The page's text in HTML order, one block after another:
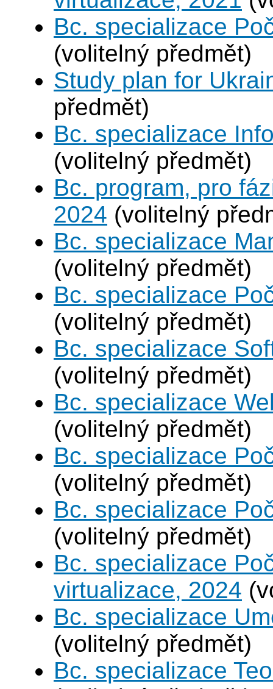
Bc. specializace
(volitelný předmět)
Study plan for
předmět)
Bc. specializace
(volitelný předmět)
Bc. program, pro
2024 (volitelný
Bc. specializace
(volitelný předmět)
Bc. specializace
(volitelný předmět)
Bc. specializace
(volitelný předmět)
Bc. specializace
(volitelný předmět)
Bc. specializace
(volitelný předmět)
Bc. specializace
(volitelný předmět)
Bc. specializace
virtualizace, 2024
Bc. specializace
(volitelný předmět)
Bc. specializace